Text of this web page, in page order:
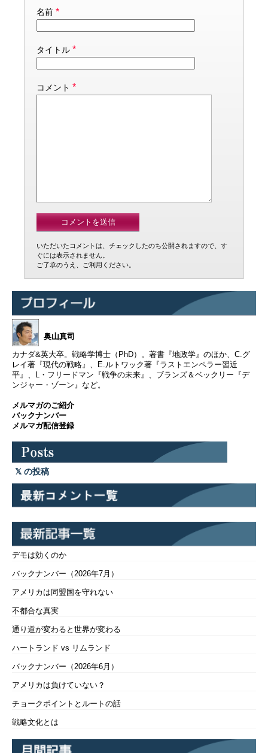
名前 *
タイトル *
コメント *
いただいたコメントは、チェックしたのち公開されますので、す
ぐには表示されません。
ご了承のうえ、ご利用ください。
奥山真司
カナダ&英大卒。戦略学博士（PhD）。著書『地政学』のほか、C.グ
レイ著『現代の戦略』、E.ルトワック著『ラストエンペラー習近
平』、L・フリードマン『戦争の未来』、ブランズ＆ベックリー『デ
ンジャー・ゾーン』など。
メルマガのご紹介
バックナンバー
メルマガ配信登録
の投稿
デモは効くのか
バックナンバー（2026年7月）
アメリカは同盟国を守れない
不都合な真実
通り道が変わると世界が変わる
ハートランド vs リムランド
バックナンバー（2026年6月）
アメリカは負けていない？
チョークポイントとルートの話
戦略文化とは